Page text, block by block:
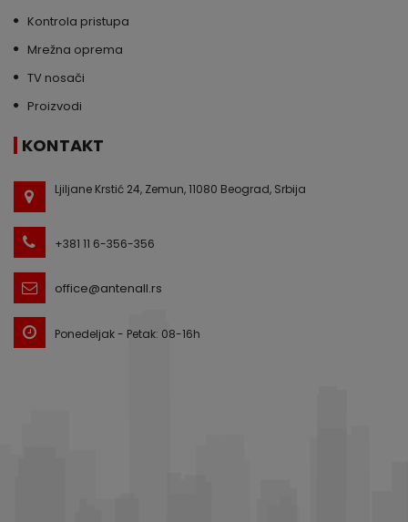
Kontrola pristupa
Mrežna oprema
TV nosači
Proizvodi
KONTAKT
Ljiljane Krstić 24, Zemun, 11080 Beograd, Srbija
+381 11 6-356-356
office@antenall.rs
Ponedeljak - Petak: 08-16h